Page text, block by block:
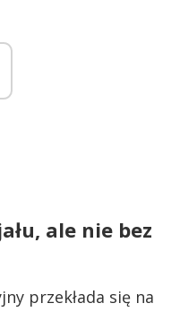
ale nie bez
przekłada się na